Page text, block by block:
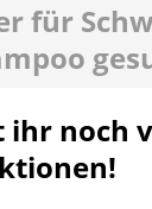
für
ihr noch